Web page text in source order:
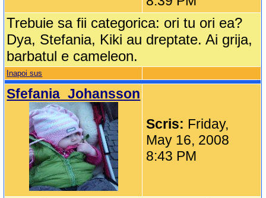
Trebuie sa fii categorica: ori tu ori ea?
Dya, Stefania, Kiki au dreptate. Ai grija,
barbatul e cameleon.
Inapoi sus
Sfefania_Johansson
Scris: Friday,
May 16, 2008
8:43 PM